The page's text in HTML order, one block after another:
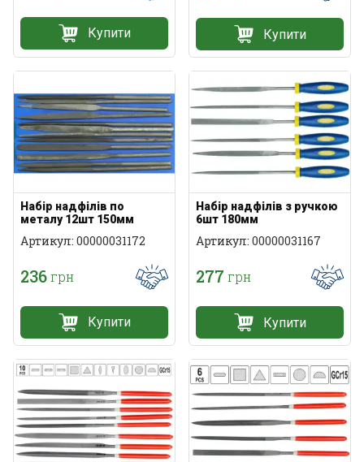
Купити Купити
Набір надфілів по
металу 12шт 150мм
Артикул: 00000031172
236грн
Купити
Набір надфілів з ручкою
6шт 180мм
Артикул: 00000031167
277 грн
Купити